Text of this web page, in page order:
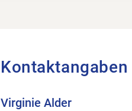
Kontaktangaben
Virginie Alder